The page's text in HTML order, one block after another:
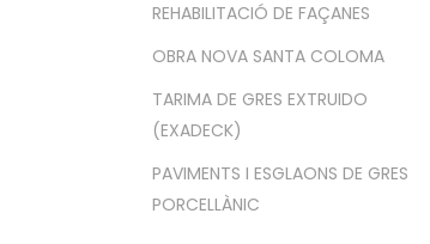
REHABILITACIÓ DE FAÇANES
OBRA NOVA SANTA COLOMA
TARIMA DE GRES EXTRUIDO
(EXADECK)
PAVIMENTS I ESGLAONS DE GRES
PORCELLÀNIC